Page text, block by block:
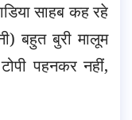
साहब कह रहे
बहुत बुरी मालूम
पहनकर नहीं,